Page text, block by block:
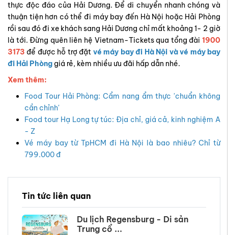
thực độc đáo của Hải Dương. Để di chuyển nhanh chóng và
thuận tiện hơn có thể đi máy bay đến Hà Nội hoặc Hải Phòng
rồi sau đó đi xe khách sang Hải Dương chỉ mất khoảng 1- 2 giờ
là tới. Đừng quên liên hệ Vietnam-Tickets qua tổng đài 1900
3173 để được hỗ trợ đặt vé máy bay đi Hà Nội và vé máy bay
đi Hải Phòng giá rẻ, kèm nhiều ưu đãi hấp dẫn nhé.
Xem thêm:
Food Tour Hải Phòng: Cẩm nang ẩm thực 'chuẩn không
cần chỉnh'
Food tour Hạ Long tự túc: Địa chỉ, giá cả, kinh nghiệm A
- Z
Vé máy bay từ TpHCM đi Hà Nội là bao nhiêu? Chỉ từ
799.000 đ
Tin tức liên quan
Du lịch Regensburg - Di sản
Trung cổ ...